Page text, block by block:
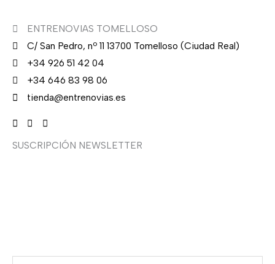
ENTRENOVIAS TOMELLOSO
C/ San Pedro, nº 11 13700 Tomelloso (Ciudad Real)
+34 926 51 42 04
+34 646 83 98 06
tienda@entrenovias.es
SUSCRIPCIÓN NEWSLETTER